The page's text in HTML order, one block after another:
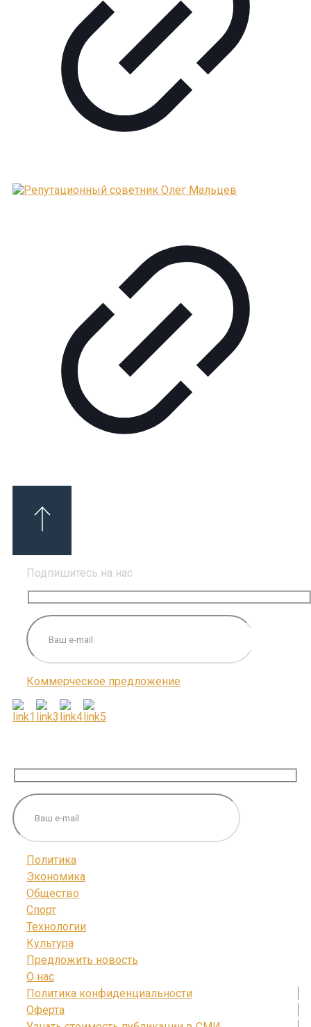
Подпишитесь на нас
Коммерческое предложение
Политика
Экономика
Общество
Спорт
Технологии
Культура
Предложить новость
О нас
Политика конфиденциальности
Оферта